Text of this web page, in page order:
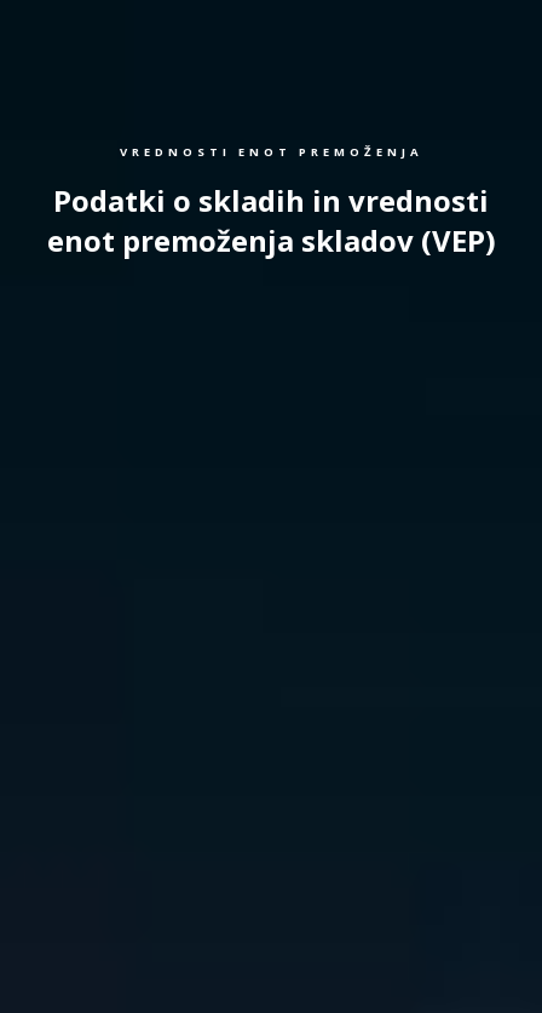
VREDNOSTI ENOT PREMOŽENJA
Podatki o skladih in vrednosti
enot premoženja skladov (VEP)